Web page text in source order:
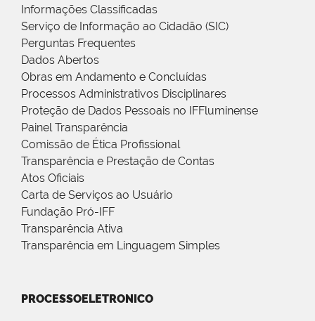
Informações Classificadas
Serviço de Informação ao Cidadão (SIC)
Perguntas Frequentes
Dados Abertos
Obras em Andamento e Concluídas
Processos Administrativos Disciplinares
Proteção de Dados Pessoais no IFFluminense
Painel Transparência
Comissão de Ética Profissional
Transparência e Prestação de Contas
Atos Oficiais
Carta de Serviços ao Usuário
Fundação Pró-IFF
Transparência Ativa
Transparência em Linguagem Simples
PROCESSOELETRONICO